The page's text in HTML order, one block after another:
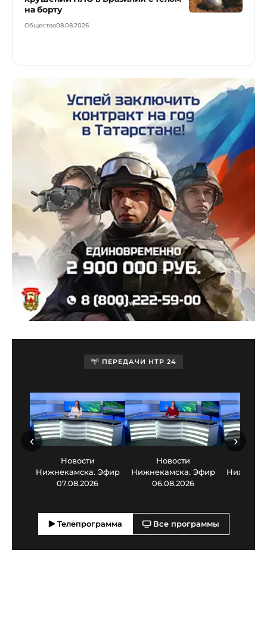
на борту
Общество08.08.2026
ПЕРЕДАЧИ НТР 24
Новости
Нижнекамска. Эфир
07.08.2026
Новости
Нижнекамска. Эфир
06.08.2026
‹ ›
Телепрограмма Все программы